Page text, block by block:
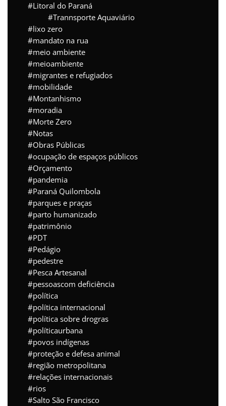
Litoral do Paraná
Trannsporte Aquaviário
lixo zero
mandato na rua
meio ambiente
meioambiente
migrantes e refugiados
mobilidade
Montanhismo
moradia
Morte Zero
Notas
Obras Públicas
ocupação de espaços públicos
Orçamento
pandemia
Paraná Quilombola
parques e praças
parto humanizado
patrimônio
PDT
Pedágio
pedestre
Pesca Artesanal
pessoascom deficiência
política
política internacional
política sobre drogras
políticaurbana
povos indígenas
proteção e defesa animal
região metropolitana
relações internacionais
rios
Salto São Francisco